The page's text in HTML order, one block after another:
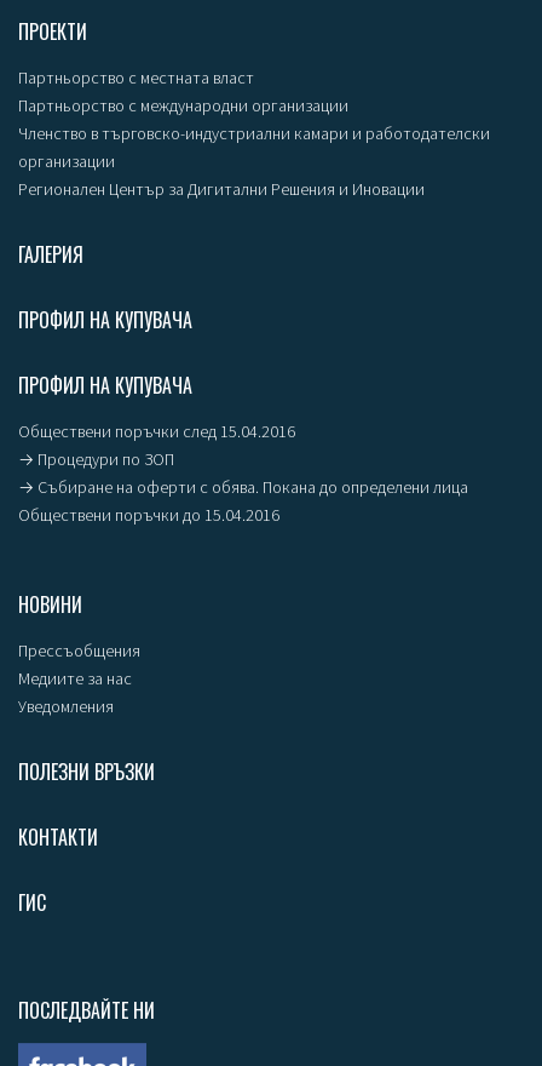
ПРОЕКТИ
Партньорство с местната власт
Партньорство с международни организации
Членство в търговско-индустриални камари и работодателски
организации
Регионален Център за Дигитални Решения и Иновации
ГАЛЕРИЯ
ПРОФИЛ НА КУПУВАЧА
ПРОФИЛ НА КУПУВАЧА
Обществени поръчки след 15.04.2016
→ Процедури по ЗОП
→ Събиране на оферти с обява. Покана до определени лица
Обществени поръчки до 15.04.2016
НОВИНИ
Прессъобщения
Медиите за нас
Уведомления
ПОЛЕЗНИ ВРЪЗКИ
КОНТАКТИ
ГИС
ПОСЛЕДВАЙТЕ НИ